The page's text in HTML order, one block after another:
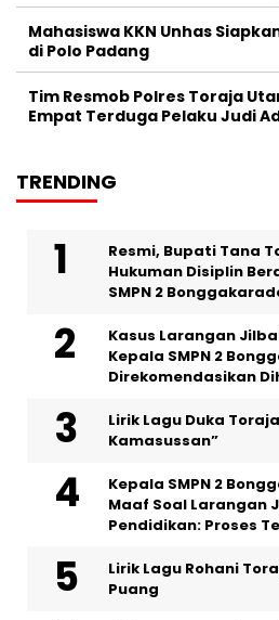
Mahasiswa KKN Unhas
di Polo Padang
Tim Resmob Polres Toraja
Empat Terduga Pelaku Judi
TRENDING
Resmi, Bupati Tana
Hukuman Disiplin
SMPN 2
Kasus Larangan
Kepala SMPN 2
Direkomendasikan
Lirik Lagu Duka
Kamasussan”
Kepala SMPN 2
Maaf Soal Larangan
Pendidikan: Proses
Lirik Lagu Rohani
Puang